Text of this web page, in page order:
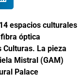
espacios culturales
óptica
La pieza
Mistral (GAM)
Palace